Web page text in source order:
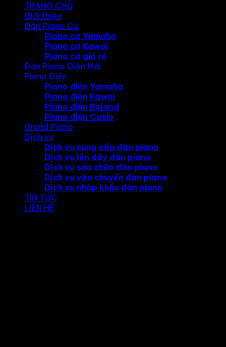
TRANG CHỦ
Giới thiệu
Đàn Piano Cơ
Piano cơ Yamaha
Piano cơ Kawai
Piano cơ giá rẻ
Đàn Piano Điện Mới
Piano Điện
Piano điện Yamaha
Piano điện Kawai
Piano điện Roland
Piano điện Casio
Grand Piano
Dịch vụ
Dịch vụ cung cấp đàn piano
Dịch vụ lên dây đàn piano
Dịch vụ sửa chữa đàn piano
Dịch vụ vận chuyển đàn piano
Dịch vụ nhập khẩu đàn piano
TIN TỨC
LIÊN HỆ